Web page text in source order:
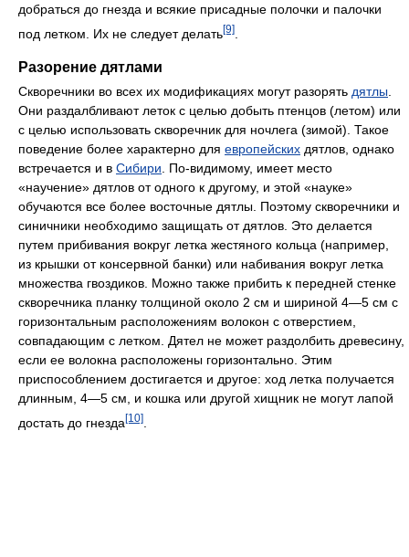
добраться до гнезда и всякие присадные полочки и палочки
под летком. Их не следует делать[9]
Разорение дятлами
Скворечники во всех их модификациях могут разорять дятлы
Они раздалбливают леток с целью добыть птенцов (летом) или
с целью использовать скворечник для ночлега (зимой). Такое
поведение более характерно для европейских дятлов, однако
встречается и в Сибири . По-видимому, имеет место
«научение» дятлов от одного к другому, и этой «науке»
обучаются все более восточные дятлы. Поэтому скворечники и
синичники необходимо защищать от дятлов. Это делается
путем прибивания вокруг летка жестяного кольца (например,
из крышки от консервной банки) или набивания вокруг летка
множества гвоздиков. Можно также прибить к передней стенке
скворечника планку толщиной около 2 см и шириной 4—5 см с
горизонтальным расположениям волокон с отверстием,
совпадающим с летком. Дятел не может раздолбить древесину,
если ее волокна расположены горизонтально. Этим
приспособлением достигается и другое: ход летка получается
длинным, 4—5 см, и кошка или другой хищник не могут лапой
достать до гнезда[10]